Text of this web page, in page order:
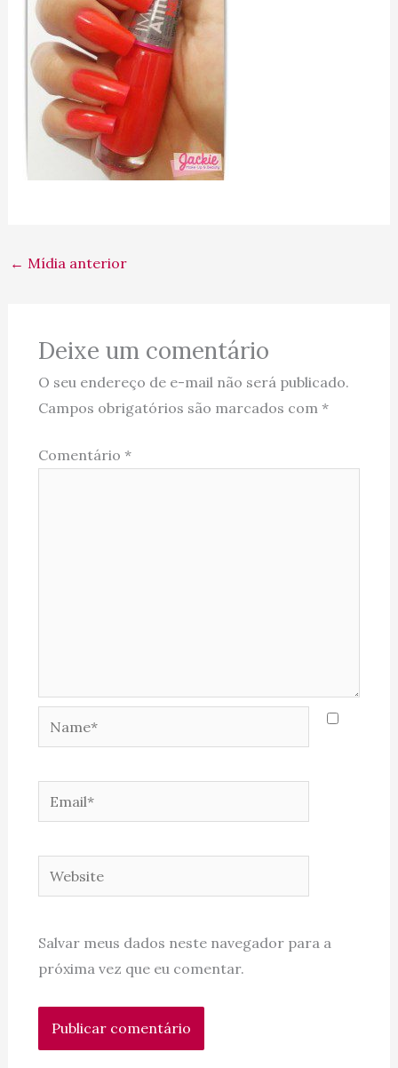
← Mídia anterior
Deixe um comentário
O seu endereço de e-mail não será publicado.
Campos obrigatórios são marcados com *
Comentário *
Name*
Email*
Website
Salvar meus dados neste navegador para a
próxima vez que eu comentar.